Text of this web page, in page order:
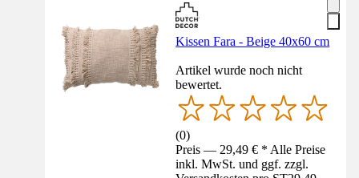
Kissen Fara - Beige 40x60 cm
Artikel wurde noch nicht
bewertet.
(0)
Preis — 29,49 € * Alle Preise
inkl. MwSt. und ggf. zzgl.